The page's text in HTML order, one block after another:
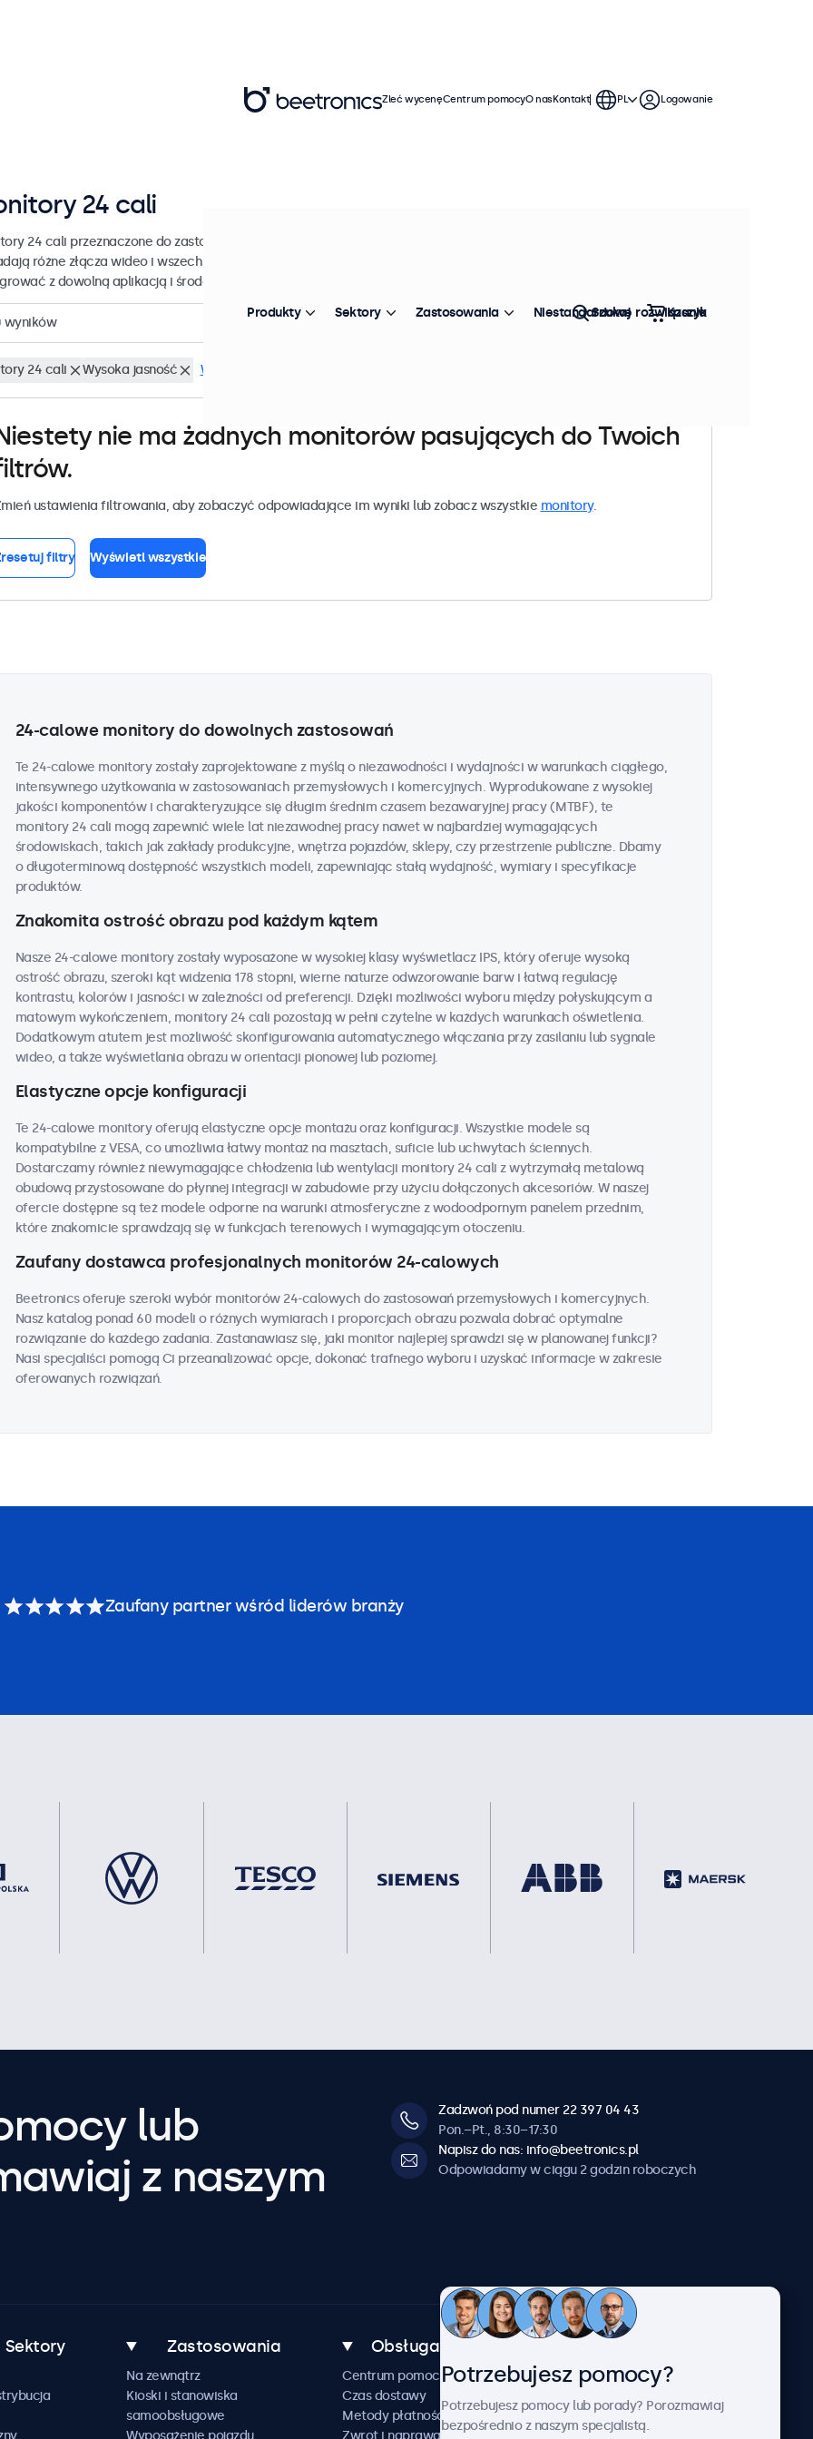
24 cali
24 cali przeznaczone do zastosowań przemysłowych i komercyjnych. Te 24-calowe monitory
różne złącza wideo i wszechstronne opcje montażu, dzięki czemu można je bezproblemowo
z dowolną aplikacją i środowiskiem.
wyników Sortowanie: Popularność
24 cali Wysoka jasność Wyczyść
nie ma żadnych monitorów pasujących do Twoich
ustawienia filtrowania, aby zobaczyć odpowiadające im wyniki lub zobacz wszystkie monitory.
filtry Wyświetl wszystkie
24-calowe monitory do dowolnych zastosowań
Te 24-calowe monitory zostały zaprojektowane z myślą o niezawodności i wydajności w warunkach ciągłego,
intensywnego użytkowania w zastosowaniach przemysłowych i komercyjnych. Wyprodukowane z wysokiej
jakości komponentów i charakteryzujące się długim średnim czasem bezawaryjnej pracy (MTBF), te
monitory 24 cali mogą zapewnić wiele lat niezawodnej pracy nawet w najbardziej wymagających
środowiskach, takich jak zakłady produkcyjne, wnętrza pojazdów, sklepy, czy przestrzenie publiczne. Dbamy
o długoterminową dostępność wszystkich modeli, zapewniając stałą wydajność, wymiary i specyfikacje
produktów.
Znakomita ostrość obrazu pod każdym kątem
Nasze 24-calowe monitory zostały wyposażone w wysokiej klasy wyświetlacz IPS, który oferuje wysoką
ostrość obrazu, szeroki kąt widzenia 178 stopni, wierne naturze odwzorowanie barw i łatwą regulację
kontrastu, kolorów i jasności w zależności od preferencji. Dzięki możliwości wyboru między połyskującym a
matowym wykończeniem, monitory 24 cali pozostają w pełni czytelne w każdych warunkach oświetlenia.
Dodatkowym atutem jest możliwość skonfigurowania automatycznego włączania przy zasilaniu lub sygnale
wideo, a także wyświetlania obrazu w orientacji pionowej lub poziomej.
Elastyczne opcje konfiguracji
Te 24-calowe monitory oferują elastyczne opcje montażu oraz konfiguracji. Wszystkie modele są
kompatybilne z VESA, co umożliwia łatwy montaż na masztach, suficie lub uchwytach ściennych.
Dostarczamy również niewymagające chłodzenia lub wentylacji monitory 24 cali z wytrzymałą metalową
obudową przystosowane do płynnej integracji w zabudowie przy użyciu dołączonych akcesoriów. W naszej
ofercie dostępne są też modele odporne na warunki atmosferyczne z wodoodpornym panelem przednim,
które znakomicie sprawdzają się w funkcjach terenowych i wymagającym otoczeniu.
Zaufany dostawca profesjonalnych monitorów 24-calowych
Beetronics oferuje szeroki wybór monitorów 24-calowych do zastosowań przemysłowych i komercyjnych.
Nasz katalog ponad 60 modeli o różnych wymiarach i proporcjach obrazu pozwala dobrać optymalne
rozwiązanie do każdego zadania. Zastanawiasz się, jaki monitor najlepiej sprawdzi się w planowanej funkcji?
Nasi specjaliści pomogą Ci przeanalizować opcje, dokonać trafnego wyboru i uzyskać informacje w zakresie
oferowanych rozwiązań.
Zleć wycenęCentrum pomocyO nasKontakt PL Logowanie
Produkty Sektory Zastosowania Niestandardowe rozwiązania
Szukaj Koszyk
Zaufany partner wśród liderów branży
lub
z naszym
Zadzwoń pod numer 22 397 04 43
Pon.–Pt., 8:30–17:30
Napisz do nas: info@beetronics.pl
Odpowiadamy w ciągu 2 godzin roboczych
Sektory Zastosowania
Na zewnątrz
Kioski i stanowiska
samoobsługowe
Wyposażenie pojazdu
Obsługa klienta
Centrum pomocy
Czas dostawy
Metody płatności
Zwrot i naprawa
Beetronics
Przykłady zastosowania
Aktualności i informacje
Potrzebujesz pomocy?
Potrzebujesz pomocy lub porady? Porozmawiaj
bezpośrednio z naszym specjalistą.